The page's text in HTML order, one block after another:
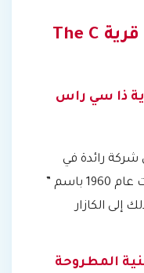
الأسئلة الشائعة حول قرية The C
ذا سي راس
شركة رائدة في
سوق العقارات المصرية تأسست عام 1960 باسم ”
إلى الكازار
المطروحة